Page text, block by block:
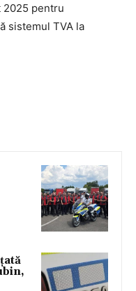
2025 pentru
sistemul TVA la